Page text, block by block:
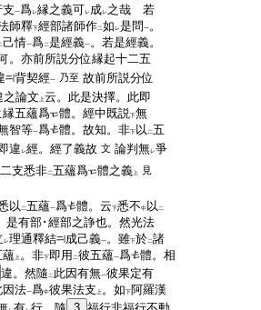
支一爲レ縁之義可レ成レ之哉 若
師釋下經部諸師作二如 レ是問一。
己情一爲二是經義一。若是經義。
。亦前所説分位縁起十二五
背契經一 乃至 故前所説分位
之論文 上云。此是決擇。此即
縁五蘊爲 體。經中既説下無
智等一爲 體。故知。非下 以 二五
違 レ經。經了義故 文 論判無レ爭
支悉非二五蘊爲 體之義 上 見
以 二五蘊一爲 體。云下悉不中 以 二
是有部･經部之諍也。然光法
レ理通釋結 成己義一。雖下於二諸
蘊 上 。非下即用 二彼五蘊一爲
體。相
違。然隨 二 此因有無一彼果定有
因法一爲中彼果法支 上 。如下阿羅漢